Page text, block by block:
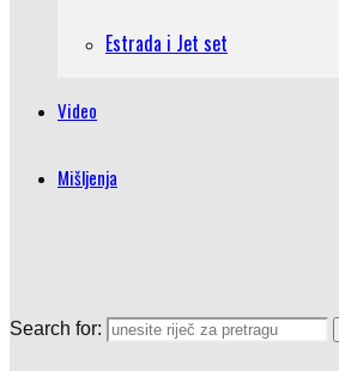
Estrada i Jet set
Video
Mišljenja
Search for: